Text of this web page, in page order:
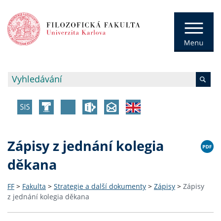
Zápisy z jednání kolegia
děkana
FF > Fakulta > Strategie a další dokumenty > Zápisy > Zápisy
z jednání kolegia děkana